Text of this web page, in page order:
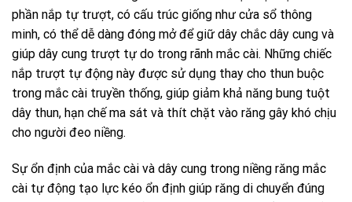
phần nắp tự trượt, có cấu trúc giống như cửa sổ thông
minh, có thể dễ dàng đóng mở để giữ dây chắc dây cung và
giúp dây cung trượt tự do trong rãnh mắc cài. Những chiếc
nắp trượt tự động này được sử dụng thay cho thun buộc
trong mắc cài truyền thống, giúp giảm khả năng bung tuột
dây thun, hạn chế ma sát và thít chặt vào răng gây khó chịu
cho người đeo niềng.
Sự ổn định của mắc cài và dây cung trong niềng răng mắc
cài tự động tạo lực kéo ổn định giúp răng di chuyển đúng